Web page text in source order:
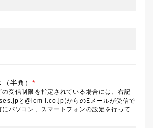
（半角）*
の受信制限を指定されている場合には、右記
と@icm-i.co.jp)からのEメールが受信で
にパソコン、スマートフォンの設定を行って